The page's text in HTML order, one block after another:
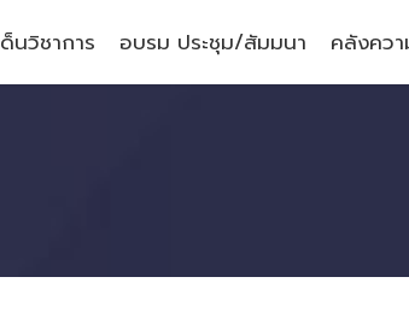
ด็นวิชาการ อบรม ประชุม/สัมมนา คลังคว